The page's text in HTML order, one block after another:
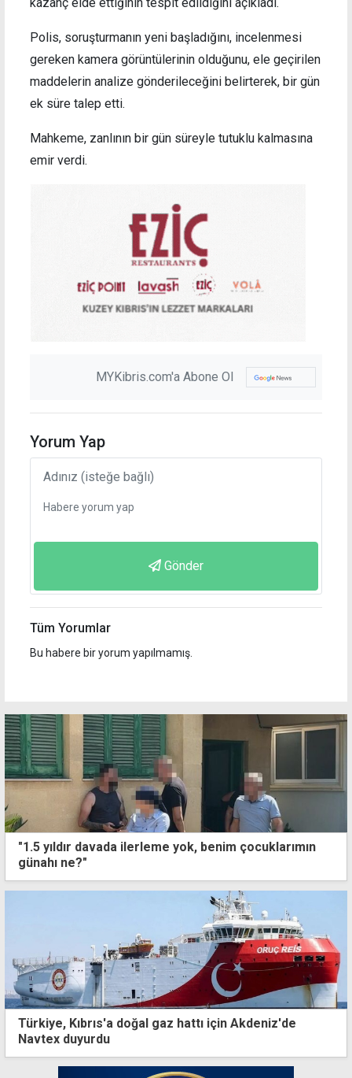
kazanç elde ettiğinin tespit edildiğini açıkladı.
Polis, soruşturmanın yeni başladığını, incelenmesi
gereken kamera görüntülerinin olduğunu, ele geçirilen
maddelerin analize gönderileceğini belirterek, bir gün
ek süre talep etti.
Mahkeme, zanlının bir gün süreyle tutuklu kalmasına
emir verdi.
MYKibris.com'a Abone Ol
Yorum Yap
Gönder
Tüm Yorumlar
Bu habere bir yorum yapılmamış.
"1.5 yıldır davada ilerleme yok, benim çocuklarımın
günahı ne?"
Türkiye, Kıbrıs'a doğal gaz hattı için Akdeniz'de
Navtex duyurdu